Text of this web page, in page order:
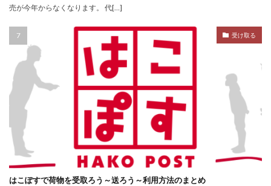
売が今年からなくなります。 代[…]
受け取る
はこぽすで荷物を受取ろう～送ろう～利用方法のまとめ